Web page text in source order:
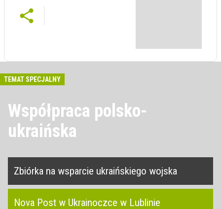
TEMAT SPECJALNY
Współpraca polsko-
ukraińska
Zbiórka na wsparcie ukraińskiego wojska
Nova Post w Ukrainoczce w Lublinie